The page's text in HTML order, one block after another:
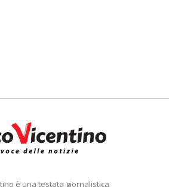
è una testata giornalistica